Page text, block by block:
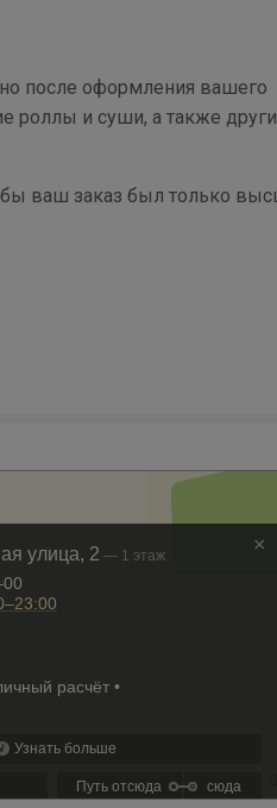
после оформления вашего
роллы и суши, а также
ваш заказ был только